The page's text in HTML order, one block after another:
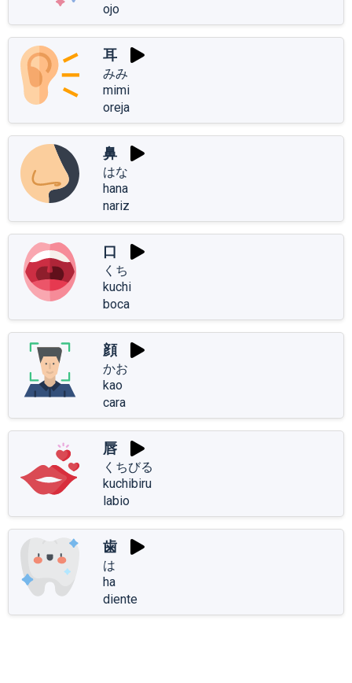
ojo
耳
みみ
mimi
oreja
鼻
はな
hana
nariz
口
くち
kuchi
boca
顔
かお
kao
cara
唇
くちびる
kuchibiru
labio
歯
は
ha
diente